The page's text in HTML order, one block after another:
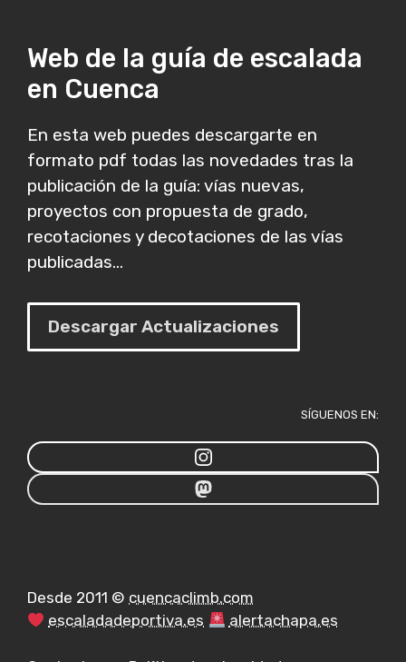
Web de la guía de escalada
en Cuenca
En esta web puedes descargarte en
formato pdf todas las novedades tras la
publicación de la guía: vías nuevas,
proyectos con propuesta de grado,
recotaciones y decotaciones de las vías
publicadas...
Descargar Actualizaciones
SÍGUENOS EN:
Desde 2011 © cuencaclimb.com
escaladadeportiva.es
alertachapa.es